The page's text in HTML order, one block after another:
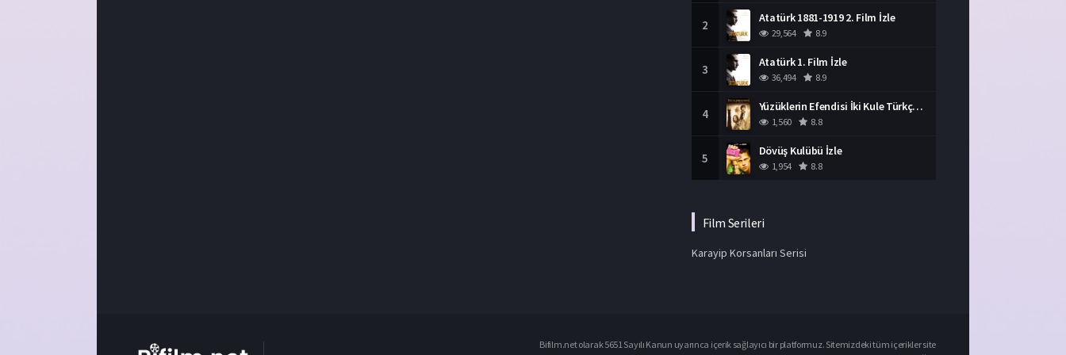
2 Atatürk 1881-1919 2. Film İzle
29,564 8.9
3 Atatürk 1. Film İzle
36,494 8.9
4 Yüzüklerin Efendisi İki Kule Türkçe Dublaj İzle
1,560 8.8
5 Dövüş Kulübü İzle
1,954 8.8
Film Serileri
Karayip Korsanları Serisi
Bifilm.net olarak 5651 Sayılı Kanun uyarınca içerik sağlayıcı bir platformuz. Sitemizdeki tüm içerikler site